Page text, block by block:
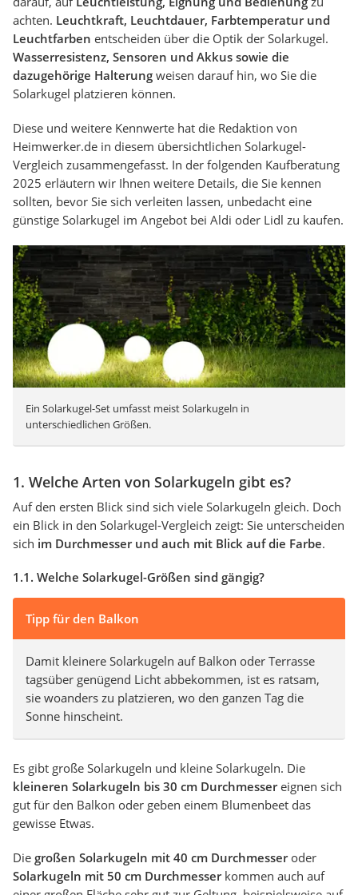
achten. Leuchtkraft, Leuchtdauer, Farbtemperatur und
Leuchtfarben entscheiden über die Optik der Solarkugel.
Wasserresistenz, Sensoren und Akkus sowie die
dazugehörige Halterung weisen darauf hin, wo Sie die
Solarkugel platzieren können.
Diese und weitere Kennwerte hat die Redaktion von
Heimwerker.de in diesem übersichtlichen Solarkugel-
Vergleich zusammengefasst. In der folgenden Kaufberatung
2025 erläutern wir Ihnen weitere Details, die Sie kennen
sollten, bevor Sie sich verleiten lassen, unbedacht eine
günstige Solarkugel im Angebot bei Aldi oder Lidl zu kaufen.
Ein Solarkugel-Set umfasst meist Solarkugeln in
unterschiedlichen Größen.
1. Welche Arten von Solarkugeln gibt es?
Auf den ersten Blick sind sich viele Solarkugeln gleich. Doch
ein Blick in den Solarkugel-Vergleich zeigt: Sie unterscheiden
sich im Durchmesser und auch mit Blick auf die Farbe.
1.1. Welche Solarkugel-Größen sind gängig?
Tipp für den Balkon
Damit kleinere Solarkugeln auf Balkon oder Terrasse
tagsüber genügend Licht abbekommen, ist es ratsam,
sie woanders zu platzieren, wo den ganzen Tag die
Sonne hinscheint.
Es gibt große Solarkugeln und kleine Solarkugeln. Die
kleineren Solarkugeln bis 30 cm Durchmessereignen sich
gut für den Balkon oder geben einem Blumenbeet das
gewisse Etwas.
Die großen Solarkugeln mit 40 cm Durchmesser oder
Solarkugeln mit 50 cm Durchmesserkommen auch auf